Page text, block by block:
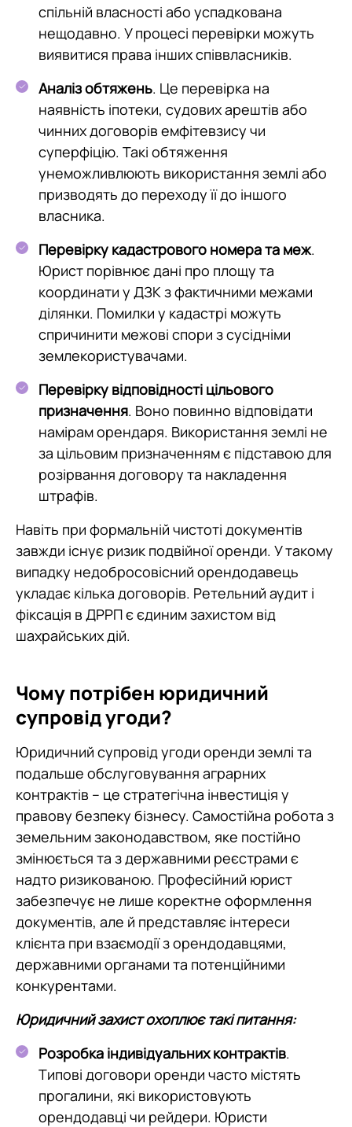
спільній власності або успадкована
нещодавно. У процесі перевірки можуть
виявитися права інших співвласників.
Аналіз обтяжень. Це перевірка на
наявність іпотеки, судових арештів або
чинних договорів емфітевзису чи
суперфіцію. Такі обтяження
унеможливлюють використання землі або
призводять до переходу її до іншого
власника.
Перевірку кадастрового номера та меж.
Юрист порівнює дані про площу та
координати у ДЗК з фактичними межами
ділянки. Помилки у кадастрі можуть
спричинити межові спори з сусідніми
землекористувачами.
Перевірку відповідності цільового
призначення. Воно повинно відповідати
намірам орендаря. Використання землі не
за цільовим призначенням є підставою для
розірвання договору та накладення
штрафів.
Навіть при формальній чистоті документів
завжди існує ризик подвійної оренди. У такому
випадку недобросовісний орендодавець
укладає кілька договорів. Ретельний аудит і
фіксація в ДРРП є єдиним захистом від
шахрайських дій.
Чому потрібен юридичний
супровід угоди?
Юридичний супровід угоди оренди землі та
подальше обслуговування аграрних
контрактів – це стратегічна інвестиція у
правову безпеку бізнесу. Самостійна робота з
земельним законодавством, яке постійно
змінюється та з державними реєстрами є
надто ризикованою. Професійний юрист
забезпечує не лише коректне оформлення
документів, але й представляє інтереси
клієнта при взаємодії з орендодавцями,
державними органами та потенційними
конкурентами.
Юридичний захист охоплює такі питання:
Розробка індивідуальних контрактів.
Типові договори оренди часто містять
прогалини, які використовують
орендодавці чи рейдери. Юристи